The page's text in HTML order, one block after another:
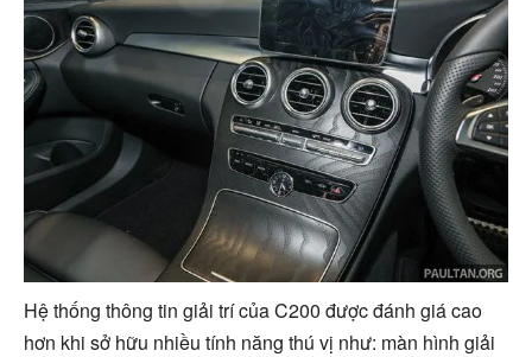
Hệ thống thông tin giải trí của C200 được đánh giá cao
hơn khi sở hữu nhiều tính năng thú vị như: màn hình giải